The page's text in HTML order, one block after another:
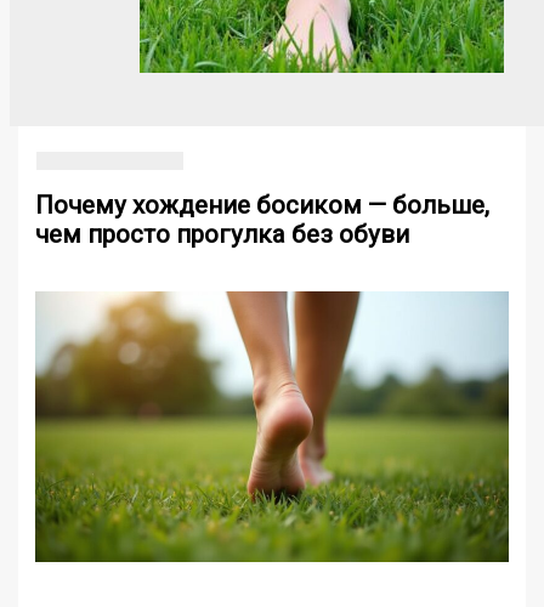
Почему хождение босиком — больше,
чем просто прогулка без обуви